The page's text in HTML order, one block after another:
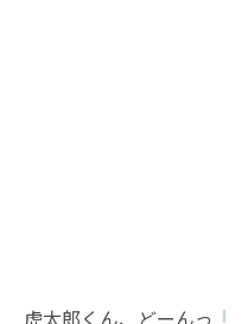
虎太郎くん、どーんっ